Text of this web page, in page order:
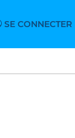
SE CONNECTER